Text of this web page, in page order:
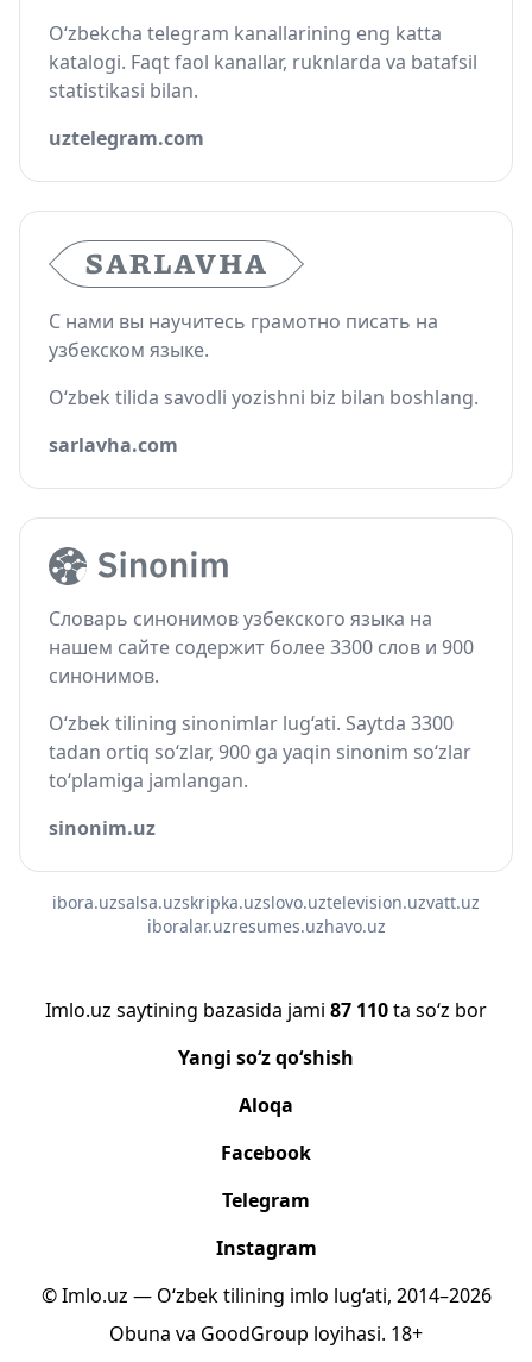
O‘zbekcha telegram kanallarining eng katta
katalogi. Faqt faol kanallar, ruknlarda va batafsil
statistikasi bilan.
uztelegram.com
С нами вы научитесь грамотно писать на
узбекском языке.
O‘zbek tilida savodli yozishni biz bilan boshlang.
sarlavha.com
Словарь синонимов узбекского языка на
нашем сайте содержит более 3300 слов и 900
синонимов.
O‘zbek tilining sinonimlar lug‘ati. Saytda 3300
tadan ortiq so‘zlar, 900 ga yaqin sinonim so‘zlar
to‘plamiga jamlangan.
sinonim.uz
ibora.uzsalsa.uzskripka.uzslovo.uztelevision.uzvatt.uz
iboralar.uzresumes.uzhavo.uz
Imlo.uz saytining bazasida jami 87 110ta so‘z bor
Yangi so‘z qo‘shish
Aloqa
Facebook
Telegram
Instagram
© Imlo.uz — O‘zbek tilining imlo lug‘ati, 2014–2026
Obuna va GoodGroup loyihasi. 18+